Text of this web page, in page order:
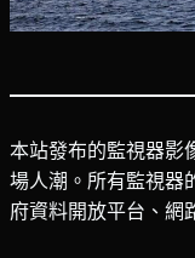
本站發布的監視器影
場人潮。所有監視器
府資料開放平台、網